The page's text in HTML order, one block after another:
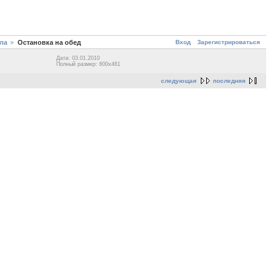
Вход Зарегистрироваться
Остановка на обед
Дата: 03.01.2010
Полный размер: 600x461
следующая последняя